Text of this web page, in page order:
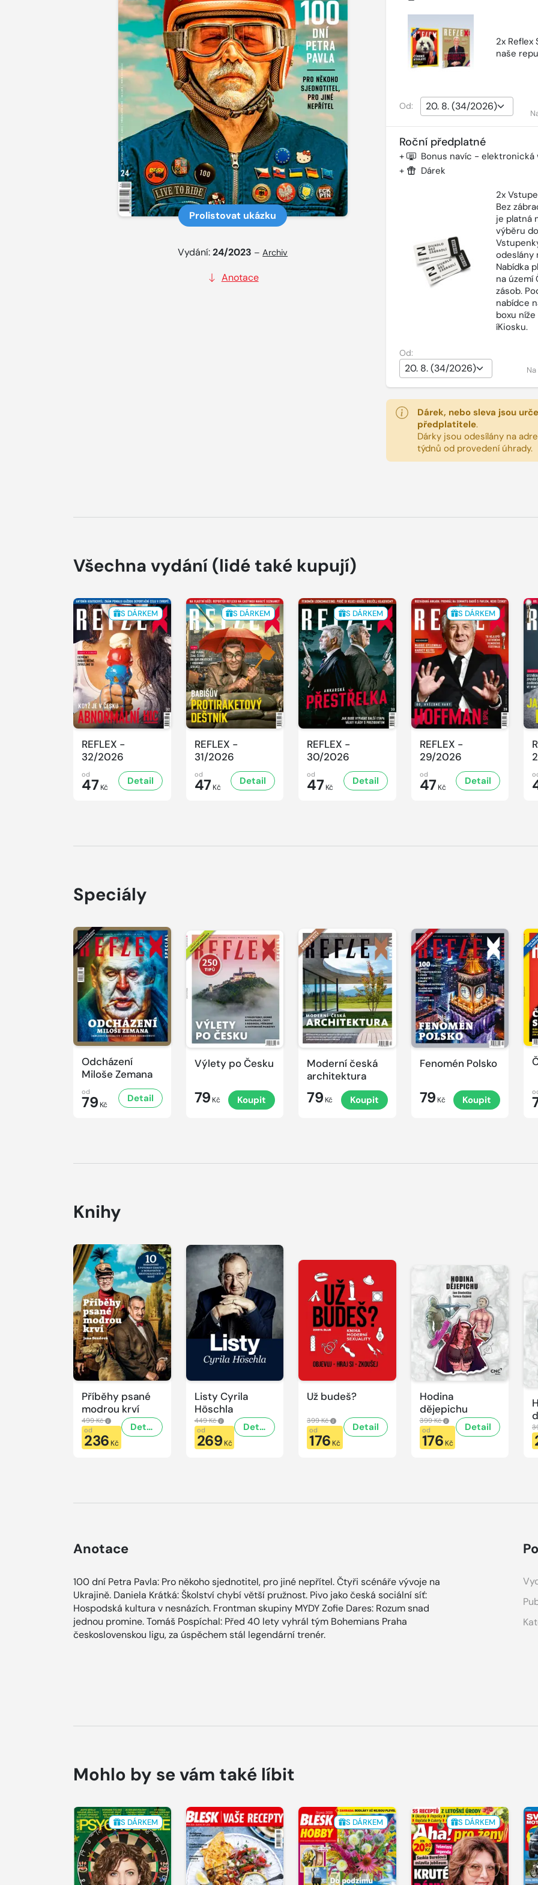
Prolistovat ukázku
Vydání:24/2023 –Archiv
Anotace
2x
naše
Od:
Roční předplatné
+ Bonus navíc - elektronická
+
Dárek
2x
Bez
je platná
výběru
odeslány
Nabídka
na území
zásob.
nabídce
boxu
íKiosku.
Od:
Dárek, nebo sleva jsou
předplatitele.
Dárky jsou odesílány na
týdnů od provedení úhrady.
Všechna vydání (lidé také kupují)
S DÁRKEM
REFLEX -
32/2026
od
47 Kč
Detail
S DÁRKEM
REFLEX -
31/2026
od
47 Kč
Detail
S DÁRKEM
REFLEX -
30/2026
od
47 Kč
Detail
S DÁRKEM
REFLEX -
29/2026
od
47 Kč
Detail
Speciály
Odcházení
Miloše Zemana
od
79 Kč
Detail
Výlety po Česku
79 Kč Koupit
Moderní česká
architektura
79 Kč Koupit
Fenomén Polsko
79 Kč Koupit
Knihy
Příběhy psané
modrou krví
499 Kč
od
236 Kč
Detail
Listy Cyrila
Höschla
449 Kč
od
269 Kč
Detail
Už budeš?
399 Kč
od
176 Kč
Detail
Hodina
dějepichu
399 Kč
od
176 Kč
Detail
Anotace
100 dní Petra Pavla: Pro někoho sjednotitel, pro jiné nepřítel. Čtyři scénáře vývoje na
Ukrajině. Daniela Krátká: Školství chybí větší pružnost. Pivo jako česká sociální síť:
Hospodská kultura v nesnázích. Frontman skupiny MYDY Zofie Dares: Rozum snad
jednou promine. Tomáš Pospíchal: Před 40 lety vyhrál tým Bohemians Praha
československou ligu, za úspěchem stál legendární trenér.
Mohlo by se vám také líbit
S DÁRKEM S DÁRKEM S DÁRKEM